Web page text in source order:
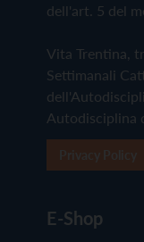
dell'art. 5 del
Vita Trentina,
Settimanali
Autodisciplina
E-Shop